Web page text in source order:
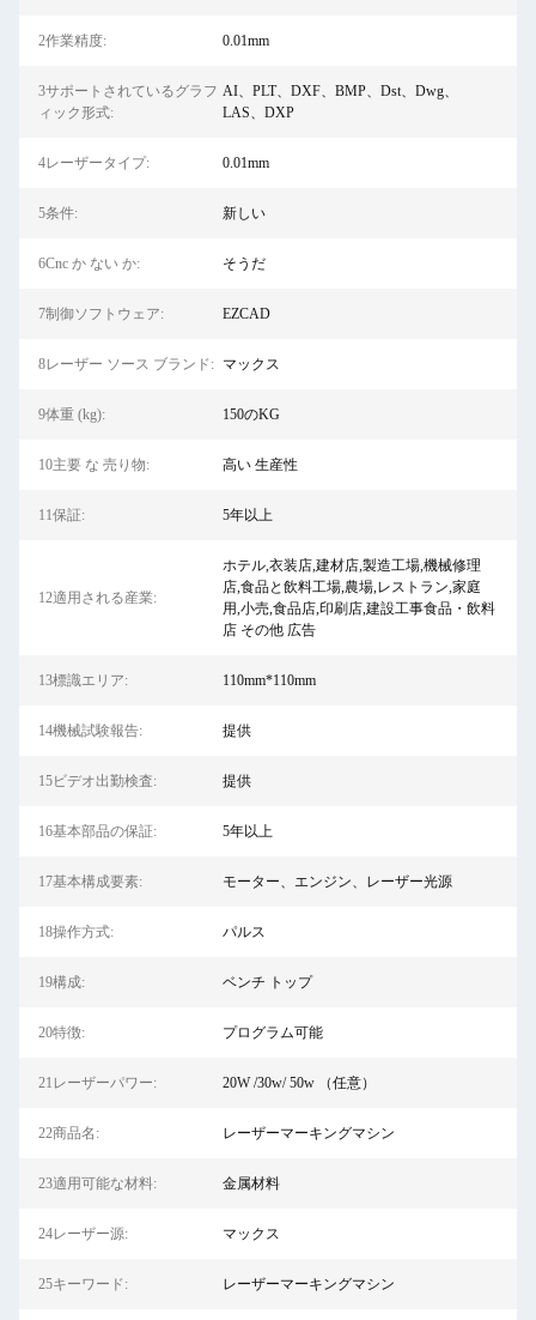
2作業精度: 0.01mm
3サポートされているグラフ
ィック形式:
AI、PLT、DXF、BMP、Dst、Dwg、
LAS、DXP
4レーザータイプ: 0.01mm
5条件: 新しい
6Cnc か ない か: そうだ
7制御ソフトウェア: EZCAD
8レーザー ソース ブランド: マックス
9体重 (kg): 150のKG
10主要 な 売り物: 高い 生産性
11保証: 5年以上
12適用される産業:
ホテル,衣装店,建材店,製造工場,機械修理
店,食品と飲料工場,農場,レストラン,家庭
用,小売,食品店,印刷店,建設工事食品・飲料
店 その他 広告
13標識エリア: 110mm*110mm
14機械試験報告: 提供
15ビデオ出勤検査: 提供
16基本部品の保証: 5年以上
17基本構成要素: モーター、エンジン、レーザー光源
18操作方式: パルス
19構成: ベンチ トップ
20特徴: プログラム可能
21レーザーパワー: 20W /30w/ 50w （任意）
22商品名: レーザーマーキングマシン
23適用可能な材料: 金属材料
24レーザー源: マックス
25キーワード: レーザーマーキングマシン